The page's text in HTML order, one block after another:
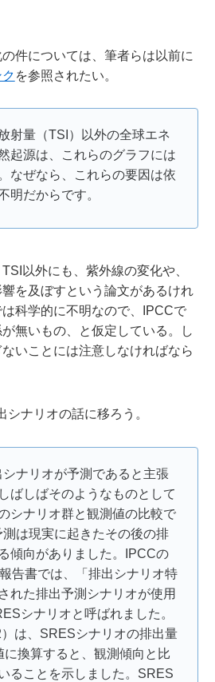
件については、筆者らは以前に
を参照されたい。
射量（TSI）以外の全球エネ
起源は、これらのグラフには
なぜなら、これらの要因は依
明だからです。
以外にも、紫外線の変化や、
を及ぼすという論文があるけれ
科学的に不明なので、IPCCで
無いもの、と仮定している。し
いことには注意しなければなら
ナリオの話に移ろう。
シナリオが予測であると主張
ばしばそのようなものとして
シナリオ群と観測値の比較で
は現実に起きたその後の排
傾向がありました。IPCCの
告書では、「排出シナリオ特
れた排出予測シナリオが使用
シナリオと呼ばれました。
は、SRESシナリオの排出量
換算すると、観測傾向と比
ることを示しました。SRES